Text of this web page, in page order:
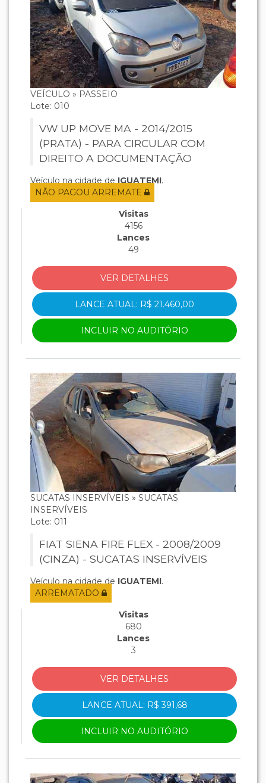
VEÍCULO » PASSEIO
Lote: 010
VW UP MOVE MA - 2014/2015
(PRATA) - PARA CIRCULAR COM
DIREITO A DOCUMENTAÇÃO
Veículo na cidade deIGUATEMI.
NÃO PAGOU ARREMATE
Visitas
4156
Lances
49
VER DETALHES
LANCE ATUAL: R$ 21.460,00
INCLUIR NO AUDITÓRIO
SUCATAS INSERVÍVEIS » SUCATAS
INSERVÍVEIS
Lote: 011
FIAT SIENA FIRE FLEX - 2008/2009
(CINZA) - SUCATAS INSERVÍVEIS
Veículo na cidade de IGUATEMI.
ARREMATADO
Visitas
680
Lances
3
VER DETALHES
LANCE ATUAL: R$ 391,68
INCLUIR NO AUDITÓRIO